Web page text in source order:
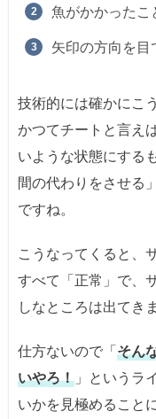
魚がかかった
矢印の方向を
技術的には確かにこ
かつてチートと言え
いような状態にする
間の代わりをさせる
ですね。
こうなってくると、
すべて「正常」で、
しなところは出てき
仕方ないので「そん
いやろ！ 」というラ
いかを見極めること